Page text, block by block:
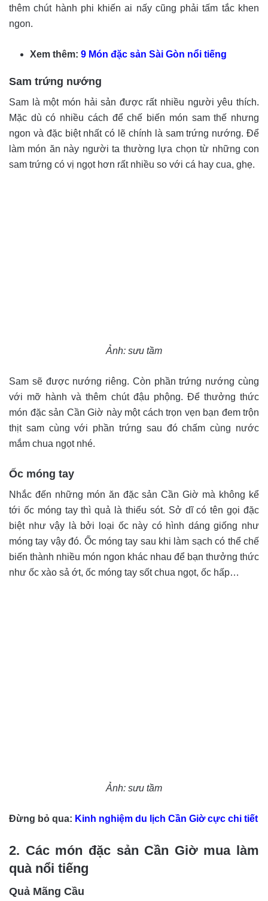
thêm chút hành phi khiến ai nấy cũng phải tấm tắc khen
ngon.
Xem thêm: 9 Món đặc sản Sài Gòn nổi tiếng
Sam trứng nướng
Sam là một món hải sản được rất nhiều người yêu thích.
Mặc dù có nhiều cách để chế biến món sam thế nhưng
ngon và đặc biệt nhất có lẽ chính là sam trứng nướng. Để
làm món ăn này người ta thường lựa chọn từ những con
sam trứng có vị ngọt hơn rất nhiều so với cá hay cua, ghẹ.
Ảnh: sưu tầm
Sam sẽ được nướng riêng. Còn phần trứng nướng cùng
với mỡ hành và thêm chút đậu phộng. Để thưởng thức
món đặc sản Cần Giờ này một cách trọn vẹn bạn đem trộn
thịt sam cùng với phần trứng sau đó chấm cùng nước
mắm chua ngọt nhé.
Ốc móng tay
Nhắc đến những món ăn đặc sản Cần Giờ mà không kể
tới ốc móng tay thì quả là thiếu sót. Sở dĩ có tên gọi đặc
biệt như vậy là bởi loại ốc này có hình dáng giống như
móng tay vậy đó. Ốc móng tay sau khi làm sạch có thể chế
biến thành nhiều món ngon khác nhau để bạn thưởng thức
như ốc xào sả ớt, ốc móng tay sốt chua ngọt, ốc hấp…
Ảnh: sưu tầm
Đừng bỏ qua: Kinh nghiệm du lịch Cần Giờ cực chi tiết
2. Các món đặc sản Cần Giờ mua làm
quà nổi tiếng
Quả Mãng Cầu